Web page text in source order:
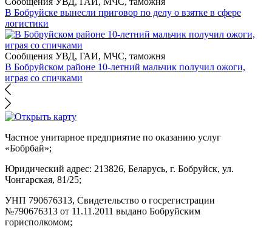
В Бобруйске вынесли приговор по делу о взятке в сфере
логистики
Сообщения УВД, ГАИ, МЧС, таможня
В Бобруйском районе 10-летний мальчик получил ожоги,
играя со спичками
Частное унитарное предприятие по оказанию услуг
«Бобрбай»;
Юридический адрес: 213826, Беларусь, г. Бобруйск, ул.
Чонгарская, 81/25;
УНП 790676313, Свидетельство о госрегистрации
№790676313 от 11.11.2011 выдано Бобруйским
горисполкомом;